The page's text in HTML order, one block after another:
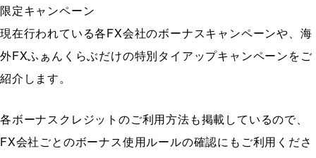
限定キャンペーン
現在行われている各FX会社のボーナスキャンペーンや、海
外FXふぁんくらぶだけの特別タイアップキャンペーンをご
紹介します。
各ボーナスクレジットのご利用方法も掲載しているので、
FX会社ごとのボーナス使用ルールの確認にもご利用くださ